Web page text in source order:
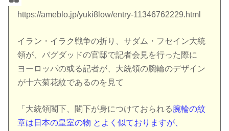
https://ameblo.jp/yuki8low/entry-11346762229.html
イラン・イラク戦争の折り、サダム・フセイン大統
領が、バグダッドの官邸で記者会見を行った際に
ヨーロッパの或る記者が、大統領の腕輪のデザイン
が十六菊花紋であるのを見て
「大統領閣下、閣下が身につけておられる腕輪の紋
章は日本の皇室の物 とよく似ておりますが、